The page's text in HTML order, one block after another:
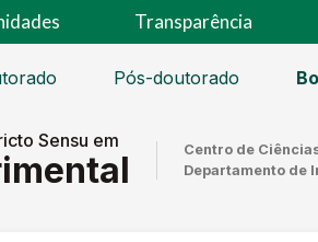
Transparência
Pós-doutorado
Sensu em
Centro de
Departamento de